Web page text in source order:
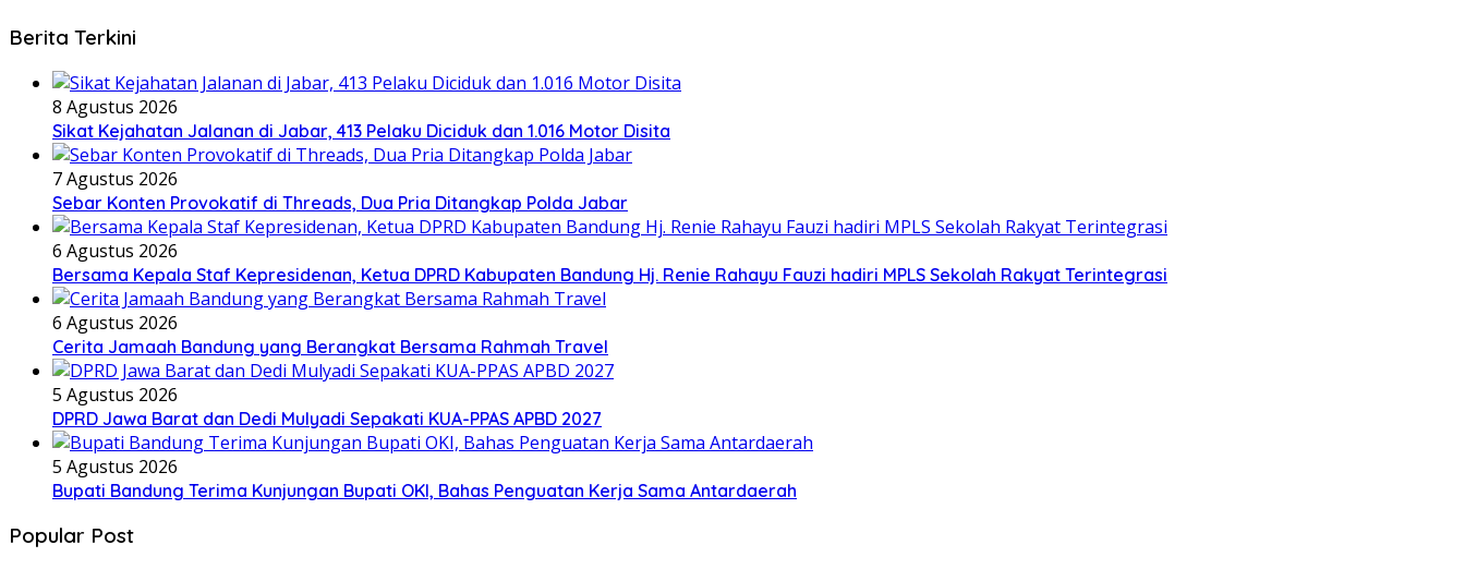
Berita Terkini
8 Agustus 2026
Sikat Kejahatan Jalanan di Jabar, 413 Pelaku Diciduk dan 1.016 Motor Disita
7 Agustus 2026
Sebar Konten Provokatif di Threads, Dua Pria Ditangkap Polda Jabar
6 Agustus 2026
Bersama Kepala Staf Kepresidenan, Ketua DPRD Kabupaten Bandung Hj. Renie Rahayu Fauzi hadiri MPLS Sekolah Rakyat Terintegrasi
6 Agustus 2026
Cerita Jamaah Bandung yang Berangkat Bersama Rahmah Travel
5 Agustus 2026
DPRD Jawa Barat dan Dedi Mulyadi Sepakati KUA-PPAS APBD 2027
5 Agustus 2026
Bupati Bandung Terima Kunjungan Bupati OKI, Bahas Penguatan Kerja Sama Antardaerah
Popular Post